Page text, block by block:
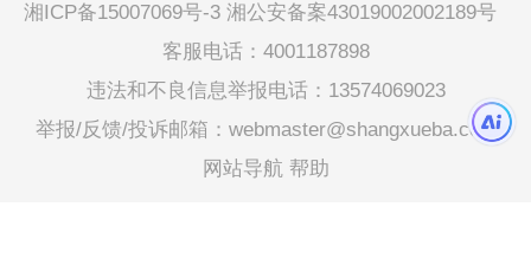
湘ICP备15007069号-3 湘公安备案43019002002189号
客服电话：4001187898
违法和不良信息举报电话：13574069023
举报/反馈/投诉邮箱：webmaster@shangxueba.com
网站导航 帮助